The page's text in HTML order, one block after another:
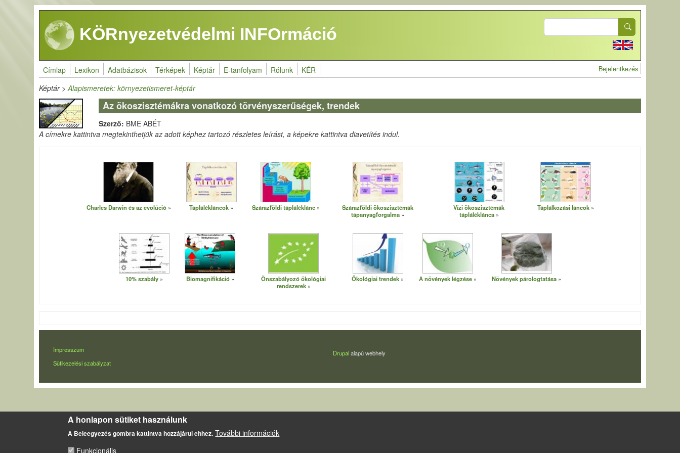
Ugrás a tartalomra
KÖRnyezetvédelmi INFOrmáció
Search
Címlap Lexikon Adatbázisok Térképek Képtár E-tanfolyam Rólunk KÉR User account
Bejelentkezés
Képtár>Alapismeretek: környezetismeret-képtár
Az ökoszisztémákra vonatkozó törvényszerűségek, trendek
Szerző: BME ABÉT
A címekre kattintva megtekinthetjük az adott képhez tartozó részletes leírást, a képekre kattintva diavetítés indul.
Charles Darwin és az evolúció Táplálékláncok Szárazföldi tápláléklánc
Szárazföldi ökoszisztémák
tápanyagforgalma
Vízi ökoszisztémák
tápláléklánca
Táplálkozási láncok
10% szabály Biomagnifikáció
Önszabályozó ökológiai
rendszerek
Ökológiai trendek A növények légzése Növények párologtatása
LÁBLÉC
Impresszum
Sütikezelési szabályzat
Drupalalapú webhely
A honlapon sütiket használunk
A Beleegyezés gombra kattintva hozzájárul ehhez. További információk
Funkcionális